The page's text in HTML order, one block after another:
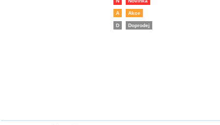
A Akce
D Doprodej